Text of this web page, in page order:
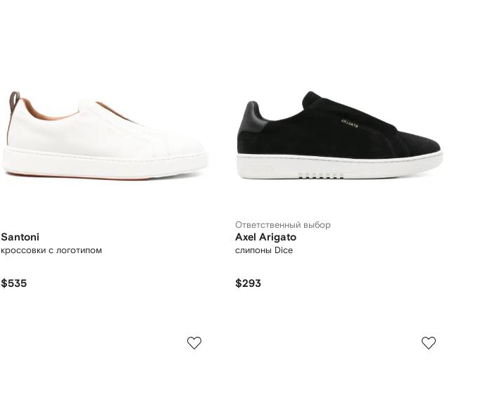
Santoni
кроссовки с логотипом
$535
Ответственный выбор
Axel Arigato
слипоны Dice
$293